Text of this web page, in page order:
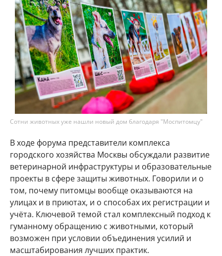
Сотни животных уже нашли новый дом благодаря "Моспитомцу"
В ходе форума представители комплекса
городского хозяйства Москвы обсуждали развитие
ветеринарной инфраструктуры и образовательные
проекты в сфере защиты животных. Говорили и о
том, почему питомцы вообще оказываются на
улицах и в приютах, и о способах их регистрации и
учёта. Ключевой темой стал комплексный подход к
гуманному обращению с животными, который
возможен при условии объединения усилий и
масштабирования лучших практик.